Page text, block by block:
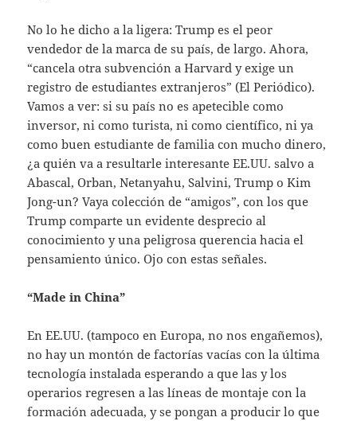
No lo he dicho a la ligera: Trump es el peor
vendedor de la marca de su país, de largo. Ahora,
“cancela otra subvención a Harvard y exige un
registro de estudiantes extranjeros” (El Periódico).
Vamos a ver: si su país no es apetecible como
inversor, ni como turista, ni como científico, ni ya
como buen estudiante de familia con mucho dinero,
¿a quién va a resultarle interesante EE.UU. salvo a
Abascal, Orban, Netanyahu, Salvini, Trump o Kim
Jong-un? Vaya colección de “amigos”, con los que
Trump comparte un evidente desprecio al
conocimiento y una peligrosa querencia hacia el
pensamiento único. Ojo con estas señales.
“Made in China”
En EE.UU. (tampoco en Europa, no nos engañemos),
no hay un montón de factorías vacías con la última
tecnología instalada esperando a que las y los
operarios regresen a las líneas de montaje con la
formación adecuada, y se pongan a producir lo que